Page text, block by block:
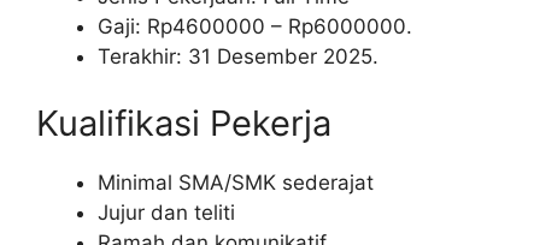
Gaji: Rp4600000 – Rp6000000.
Terakhir: 31 Desember 2025.
Kualifikasi Pekerja
Minimal SMA/SMK sederajat
Jujur dan teliti